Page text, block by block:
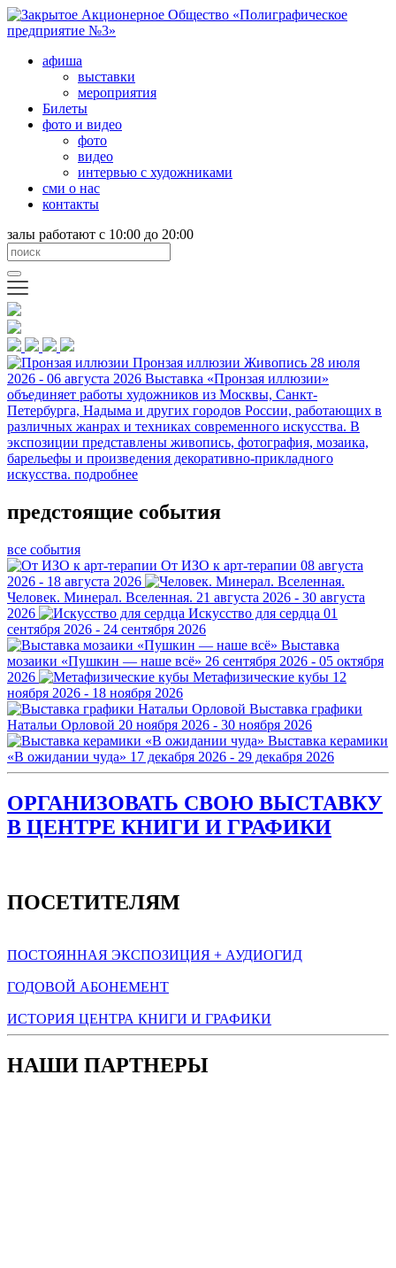
афиша
выставки
мероприятия
Билеты
фото и видео
фото
видео
интервью с художниками
сми о нас
контакты
залы работают с 10:00 до 20:00
Пронзая иллюзии Живопись 28 июля
2026 - 06 августа 2026 Выставка «Пронзая иллюзии»
объединяет работы художников из Москвы, Санкт-
Петербурга, Надыма и других городов России, работающих в
различных жанрах и техниках современного искусства. В
экспозиции представлены живопись, фотография, мозаика,
барельефы и произведения декоративно-прикладного
искусства. подробнее
предстоящие события
все события
От ИЗО к арт-терапии 08 августа
2026 - 18 августа 2026
Человек. Минерал. Вселенная. 21 августа 2026 - 30 августа
2026
Искусство для сердца 01
сентября 2026 - 24 сентября 2026
Выставка
мозаики «Пушкин — наше всё» 26 сентября 2026 - 05 октября
2026
Метафизические кубы 12
ноября 2026 - 18 ноября 2026
Выставка графики
Натальи Орловой 20 ноября 2026 - 30 ноября 2026
Выставка керамики
«В ожидании чуда» 17 декабря 2026 - 29 декабря 2026
ОРГАНИЗОВАТЬ СВОЮ ВЫСТАВКУ
В ЦЕНТРЕ КНИГИ И ГРАФИКИ
ПОСЕТИТЕЛЯМ
ПОСТОЯННАЯ ЭКСПОЗИЦИЯ + АУДИОГИД
ГОДОВОЙ АБОНЕМЕНТ
ИСТОРИЯ ЦЕНТРА КНИГИ И ГРАФИКИ
НАШИ ПАРТНЕРЫ